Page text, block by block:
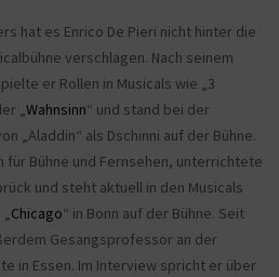
hat es Enrico De Pieri nicht hinter die
verschlagen. Nach seinem
er Rollen in Musicals wie „3
„Wahnsinn“ und stand bei der
„Aladdin“ als Dschinni auf der Bühne.
für Bühne und Fernsehen, unterrichtete
und steht aktuell in den Musicals
Chicago“ in Bonn auf der Bühne. Seit
Gesangsprofessor an der
in Essen. Im Interview spricht er über